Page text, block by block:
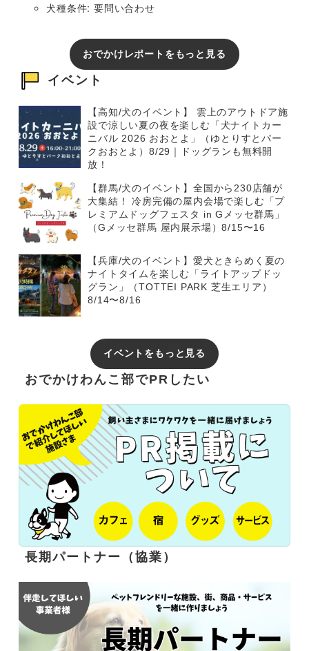
犬種条件: 要問い合わせ
おでかけレポートをもっと見る
イベント
【高知/犬のイベント】 雲上のアウトドア施
設で涼しい夏の夜を楽しむ「犬ナイトカー
ニバル 2026 おおとよ」（ゆとりすとパー
クおおとよ）8/29｜ドッグランも無料開
放！
【群馬/犬のイベント】全国から230店舗が
大集結！ 冷房完備の屋内会場で楽しむ「プ
レミアムドッグフェスタ in Gメッセ群馬」
（Gメッセ群馬 屋内展示場）8/15〜16
【兵庫/犬のイベント】愛犬ときらめく夏の
ナイトタイムを楽しむ「ライトアップドッ
グラン」（TOTTEI PARK 芝生エリア）
8/14〜8/16
イベントをもっと見る
おでかけわんこ部でPRしたい
長期パートナー（協業）